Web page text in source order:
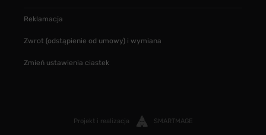
Reklamacja
Zwrot (odstąpienie od umowy) i wymiana
Zmień ustawienia ciastek
Projekt i realizacja SMARTMAGE